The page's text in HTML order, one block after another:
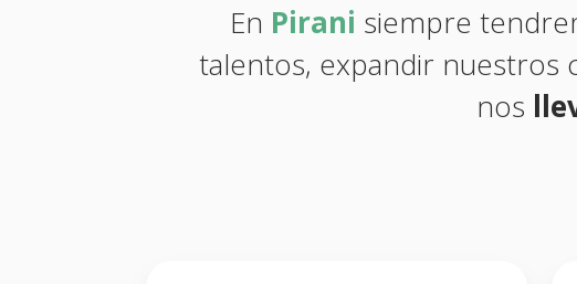
En Pirani siempre
talentos, expandir nuestros
nos